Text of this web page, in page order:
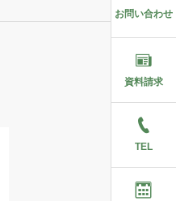
お問い合わせ
資料請求
TEL